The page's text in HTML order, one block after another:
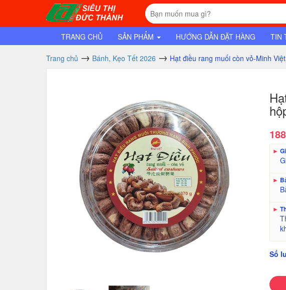
TRANG CHỦ SẢN PHẨM HƯỚNG DẪN ĐẶT HÀNG TIN
Trang chủ Bánh, Kẹo Tết 2026 Hạt điều rang muối còn vỏ-Minh
►
►
►
Số